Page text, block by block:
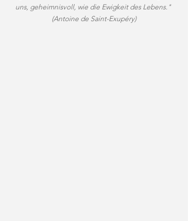
uns, geheimnisvoll, wie die Ewigkeit des Lebens."
(Antoine de Saint-Exupéry)